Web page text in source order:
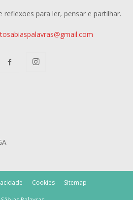
reflexoes para ler, pensar e partilhar.
Cookies Sitemap